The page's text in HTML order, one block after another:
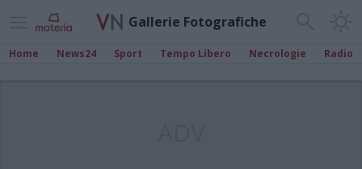
Gallerie Fotografiche
Home News24 Sport Tempo Libero Necrologie Radio